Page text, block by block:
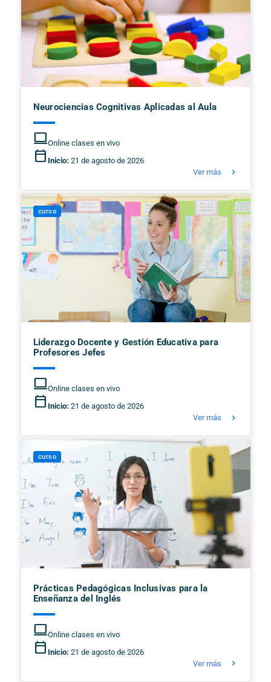
Neurociencias Cognitivas Aplicadas al Aula
computerOnline clases en vivo
calendar_today Inicio: 21 de agosto de 2026
Ver más
keyboard_arrow_right
curso
Liderazgo Docente y Gestión Educativa para
Profesores Jefes
computerOnline clases en vivo
calendar_today Inicio: 21 de agosto de 2026
Ver más
keyboard_arrow_right
curso
Prácticas Pedagógicas Inclusivas para la
Enseñanza del Inglés
computerOnline clases en vivo
calendar_today Inicio: 21 de agosto de 2026
Ver más
keyboard_arrow_right